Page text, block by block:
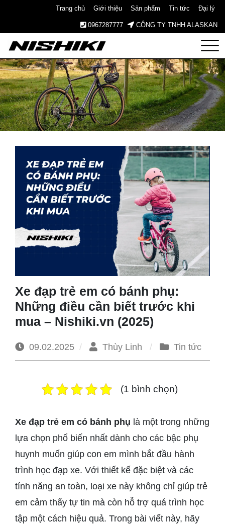
Trang chủ Giới thiệu Sản phẩm Tin tức Đại lý
0967287777 CÔNG TY TNHH ALASKAN
Nishiki
– Xe
Đạp
Bản –
Since
1965
Xe đạp trẻ em có bánh phụ:
Những điều cần biết trước khi
mua – Nishiki.vn (2025)
09.02.2025 Thùy Linh Tin tức
(1 bình chọn)
Xe đạp trẻ em có bánh phụ là một trong những
lựa chọn phổ biến nhất dành cho các bậc phụ
huynh muốn giúp con em mình bắt đầu hành
trình học đạp xe. Với thiết kế đặc biệt và các
tính năng an toàn, loại xe này không chỉ giúp trẻ
em cảm thấy tự tin mà còn hỗ trợ quá trình học
tập một cách hiệu quả. Trong bài viết này, hãy